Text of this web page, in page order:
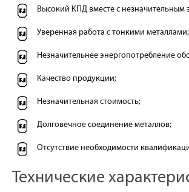
Высокий КПД вместе с незначительным
Уверенная работа с тонкими металлами;
Незначительнее энергопотребление
Качество продукции;
Незначительная стоимость;
Долговечное соединение металлов;
Отсутствие необходимости
Технические